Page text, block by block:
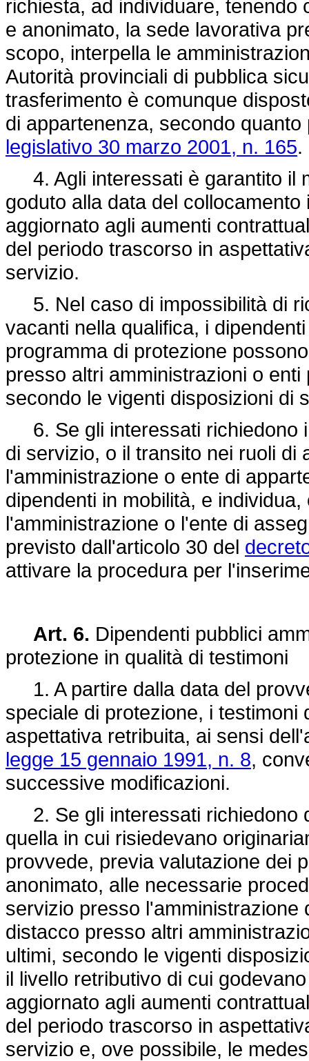
richiesta, ad individuare,
e anonimato, la sede lavorativa
scopo, interpella le
Autorità provinciali di pubblica
trasferimento è comunque
di appartenenza, secondo
legislativo 30 marzo 2001, n. 165.
4. Agli interessati è garantito il
goduto alla data del
aggiornato agli aumenti
del periodo trascorso in
servizio.
5. Nel caso di impossibilità di
vacanti nella qualifica, i
programma di protezione
presso altri amministrazioni o
secondo le vigenti disposizioni di
6. Se gli interessati richiedono
di servizio, o il transito nei ruoli di
l'amministrazione o ente di
dipendenti in mobilità, e
l'amministrazione o l'ente di
previsto dall'articolo 30 del
attivare la procedura per
Art. 6. Dipendenti pubblici
protezione in qualità di testimoni
1. A partire dalla data del
speciale di protezione, i
aspettativa retribuita, ai sensi
legge 15 gennaio 1991, n. 8,
successive modificazioni.
2. Se gli interessati richiedono
quella in cui risiedevano
provvede, previa valutazione dei
anonimato, alle necessarie
servizio presso l'amministrazione
distacco presso altri
ultimi, secondo le vigenti
il livello retributivo di cui
aggiornato agli aumenti
del periodo trascorso in
servizio e, ove possibile, le